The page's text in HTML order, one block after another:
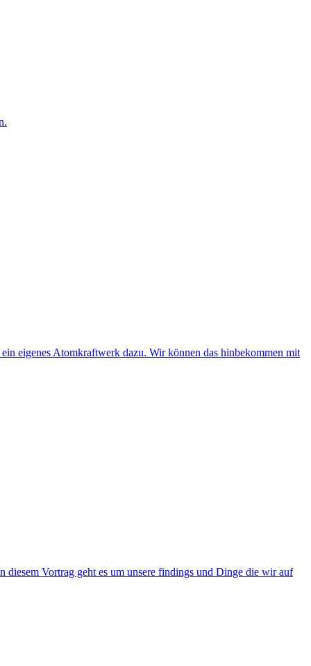
eigenes Atomkraftwerk dazu. Wir können das hinbekommen mit
diesem Vortrag geht es um unsere findings und Dinge die wir auf